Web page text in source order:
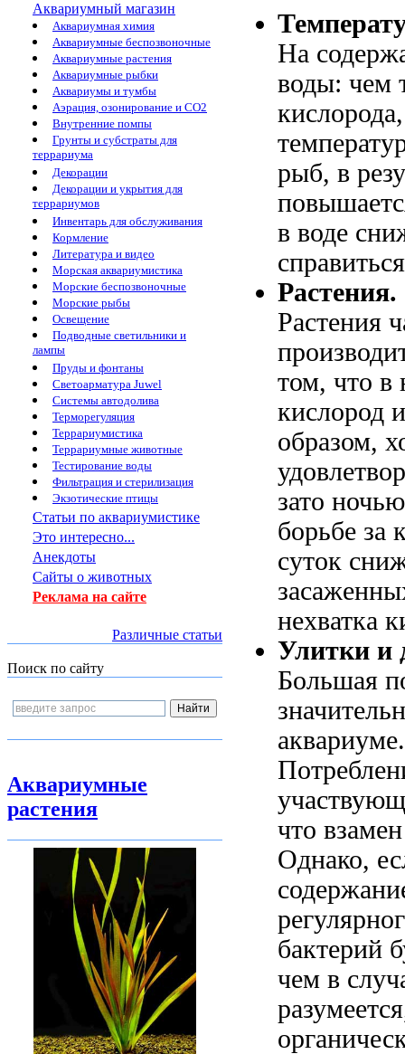
Аквариумный магазин
Аквариумная химия
Аквариумные беспозвоночные
Аквариумные растения
Аквариумные рыбки
Аквариумы и тумбы
Аэрация, озонирование и CO2
Внутренние помпы
Грунты и субстраты для
террариума
Декорации
Декорации и укрытия для
террариумов
Инвентарь для обслуживания
Кормление
Литература и видео
Морская аквариумистика
Морские беспозвоночные
Морские рыбы
Освещение
Подводные светильники и
лампы
Пруды и фонтаны
Светоарматура Juwel
Системы автодолива
Терморегуляция
Террариумистика
Террариумные животные
Тестирование воды
Фильтрация и стерилизация
Экзотические птицы
Статьи по аквариумистике
Это интересно...
Анекдоты
Сайты о животных
Реклама на сайте
Различные статьи
Поиск по сайту
Аквариумные
растения
На
воды: чем
рыб, в
в воде
Растения.
Растения
том, что в
кислород
образом,
зато
борьбе за
суток
нехватка
Улитки и
Большая
что
Однако,
бактерий
чем в